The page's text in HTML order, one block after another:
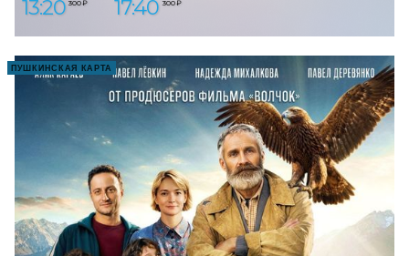
13:20 300 ₽ 17:40 300 ₽
ПУШКИНСКАЯ КАРТА